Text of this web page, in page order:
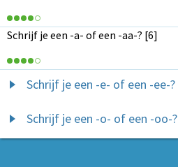
Schrijf je een -a- of een -aa-? [6]
Schrijf je een -e- of een -ee-?
Schrijf je een -o- of een -oo-?